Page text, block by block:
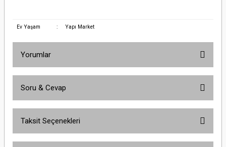
Ev Yaşam : Yapı Market
Yorumlar
Soru & Cevap
Taksit Seçenekleri